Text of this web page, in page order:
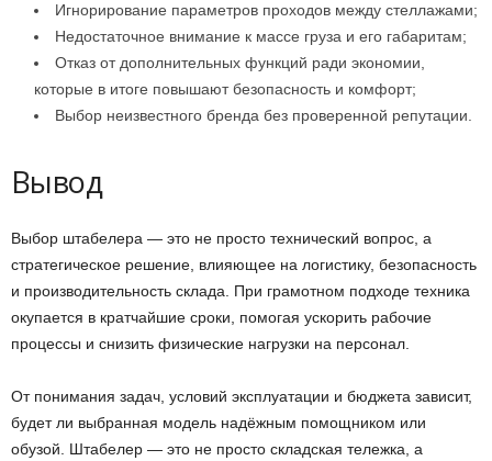
Игнорирование параметров проходов между стеллажами;
Недостаточное внимание к массе груза и его габаритам;
Отказ от дополнительных функций ради экономии,
которые в итоге повышают безопасность и комфорт;
Выбор неизвестного бренда без проверенной репутации.
Вывод
Выбор штабелера — это не просто технический вопрос, а
стратегическое решение, влияющее на логистику, безопасность
и производительность склада. При грамотном подходе техника
окупается в кратчайшие сроки, помогая ускорить рабочие
процессы и снизить физические нагрузки на персонал.
От понимания задач, условий эксплуатации и бюджета зависит,
будет ли выбранная модель надёжным помощником или
обузой. Штабелер — это не просто складская тележка, а